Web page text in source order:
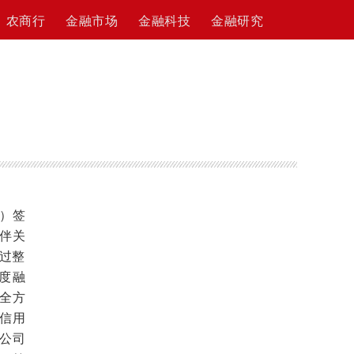
农商行 金融市场 金融科技 金融研究
签
关
整
融
方
用
司